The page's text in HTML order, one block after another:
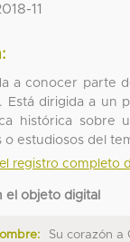
11
a conocer parte
Está dirigida a
histórica sobre
o estudiosos del
registro completo
el objeto digital
Su corazón a